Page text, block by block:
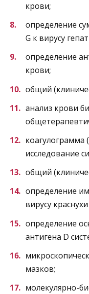
крови;
определение
G к вирусу
определение
крови;
общий
анализ крови
коагулограмма
исследование
общий
определение
вирусу краснухи
определение
антигена D
мазков;
молекулярно-